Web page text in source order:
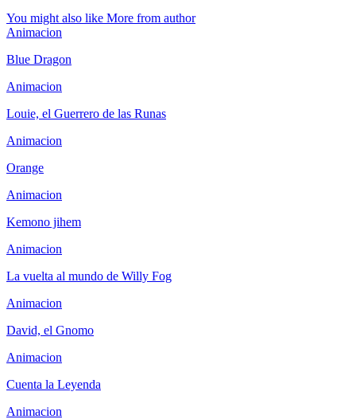
You might also like More from author
Animacion
Blue Dragon
Animacion
Louie, el Guerrero de las Runas
Animacion
Orange
Animacion
Kemono jihem
Animacion
La vuelta al mundo de Willy Fog
Animacion
David, el Gnomo
Animacion
Cuenta la Leyenda
Animacion